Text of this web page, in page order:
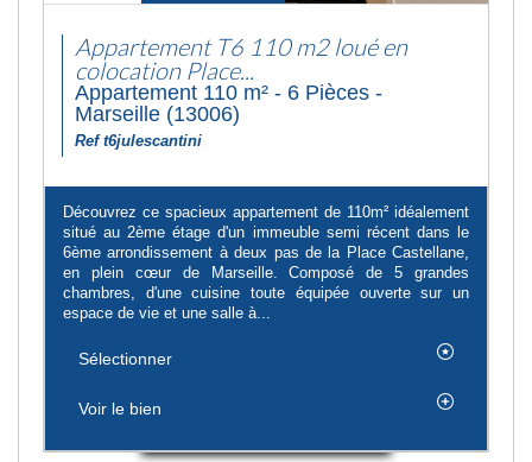
Appartement T6 110 m2 loué en
colocation Place...
Appartement 110 m² - 6 Pièces -
Marseille (13006)
Ref t6julescantini
Découvrez ce spacieux appartement de 110m² idéalement
situé au 2ème étage d'un immeuble semi récent dans le
6ème arrondissement à deux pas de la Place Castellane,
en plein cœur de Marseille. Composé de 5 grandes
chambres, d'une cuisine toute équipée ouverte sur un
espace de vie et une salle à...
Sélectionner
Voir le bien